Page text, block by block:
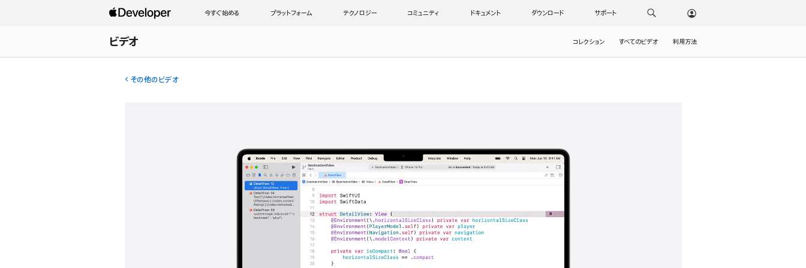
今すぐ始める プラットフォーム テクノロジー コミュニティ ドキュメント ダウンロード サポート
ビデオ コレクション すべてのビデオ 利用方法
その他のビデオ